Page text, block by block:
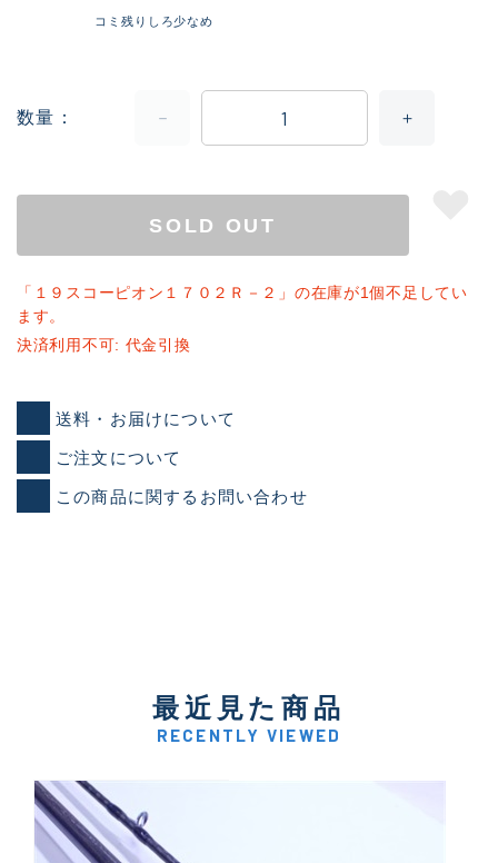
コミ残りしろ少なめ
数量
SOLD OUT
「１９スコーピオン１７０２Ｒ－２」の在庫が1個不足してい
ます。
決済利用不可: 代金引換
送料・お届けについて
ご注文について
この商品に関するお問い合わせ
最近見た商品
RECENTLY VIEWED